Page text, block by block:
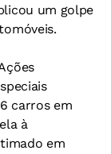
um golpe
carros em
à
em